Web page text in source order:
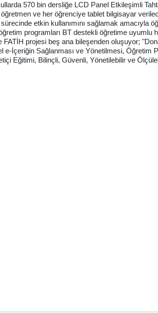
570 bin dersliğe LCD Panel Etkileşimli
ve her öğrenciye tablet bilgisayar
etkin kullanımını sağlamak amacıyla
programları BT destekli öğretime uyumlu
projesi beş ana bileşenden oluşuyor;
e-İçeriğin Sağlanması ve Yönetilmesi, Öğretim
Eğitimi, Bilinçli, Güvenli, Yönetilebilir ve